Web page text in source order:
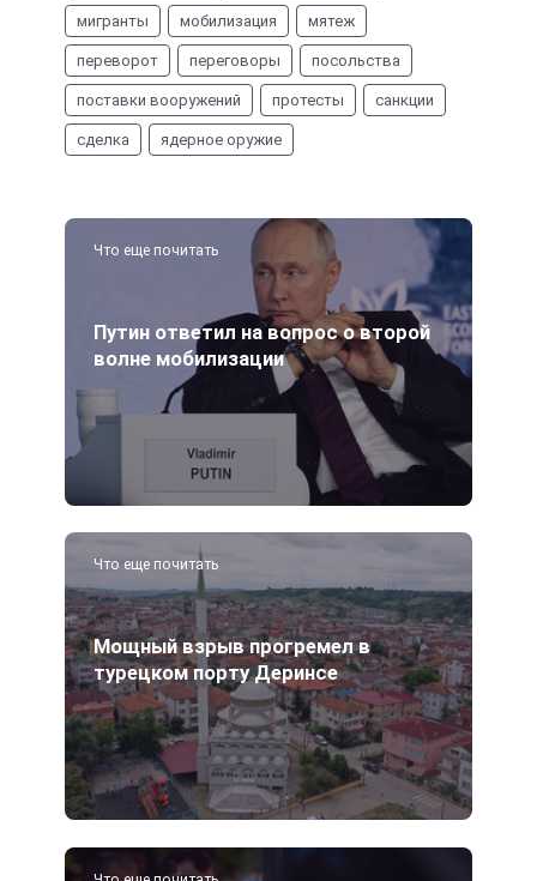
мигранты мобилизация мятеж
переворот переговоры посольства
поставки вооружений протесты санкции
сделка ядерное оружие
Что еще почитать
Путин ответил на вопрос о второй
волне мобилизации
Что еще почитать
Мощный взрыв прогремел в
турецком порту Деринсе